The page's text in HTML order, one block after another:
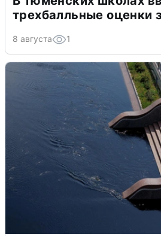
трехбалльные оценки
8 августа 1